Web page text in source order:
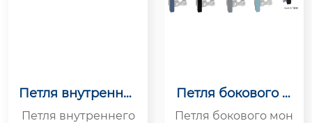
Петля внутреннег
Петля внутреннего
Петля бокового м
онтажа
Петля бокового мон